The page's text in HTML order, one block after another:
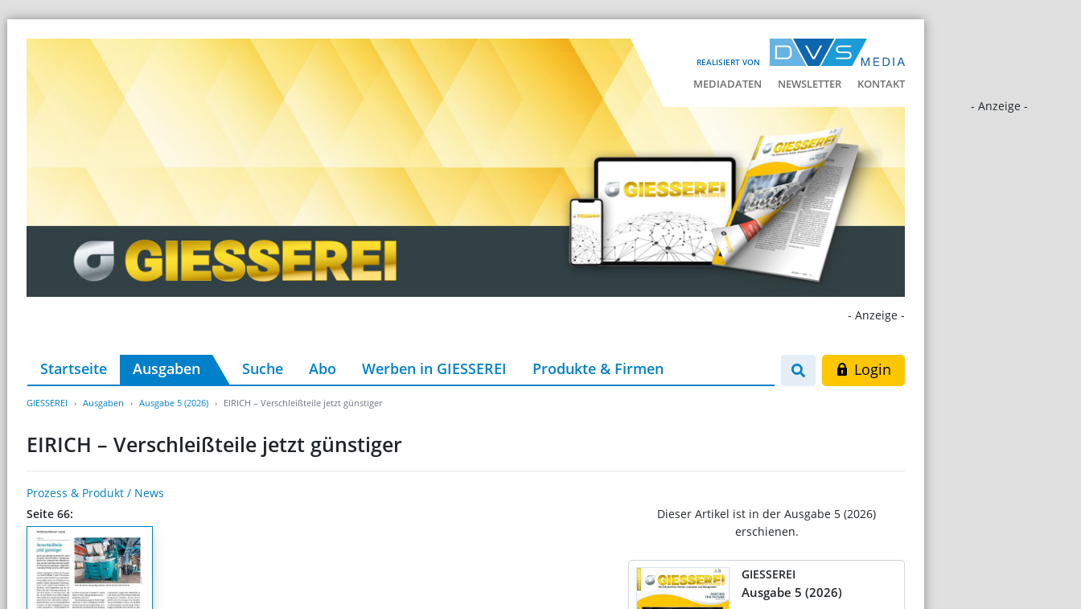
REALISIERT VON
MEDIADATEN NEWSLETTER KONTAKT
- Anzeige -
- Anzeige -
Startseite Ausgaben Suche Abo Werben in GIESSEREI Produkte & Firmen Login
GIESSEREI Ausgaben Ausgabe 5 (2026) EIRICH – Verschleißteile jetzt günstiger
EIRICH – Verschleißteile jetzt günstiger
Prozess & Produkt / News
Seite 66:
Dieser Artikel ist in der Ausgabe 5 (2026)
erschienen.
GIESSEREI
Ausgabe 5 (2026)